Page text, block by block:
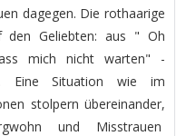
dagegen. Die rothaarige
den Geliebten: aus " Oh
mich nicht warten" -
Eine Situation wie im
stolpern übereinander,
und Misstrauen